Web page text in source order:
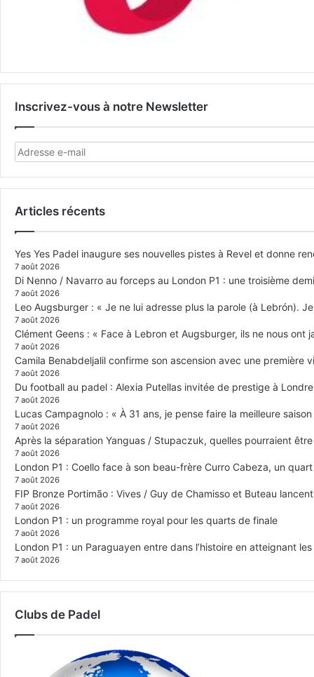
Inscrivez-vous à notre Newsletter
Articles récents
Yes Yes Padel inaugure ses nouvelles pistes à Revel et donne
7 août 2026
Di Nenno / Navarro au forceps au London P1 : une troisième
7 août 2026
Leo Augsburger : « Je ne lui adresse plus la parole (à Lebrón).
7 août 2026
Clément Geens : « Face à Lebron et Augsburger, ils ne nous ont
7 août 2026
Camila Benabdeljalil confirme son ascension avec une première
7 août 2026
Du football au padel : Alexia Putellas invitée de prestige à
7 août 2026
Lucas Campagnolo : « À 31 ans, je pense faire la meilleure
7 août 2026
Après la séparation Yanguas / Stupaczuk, quelles pourraient
7 août 2026
London P1 : Coello face à son beau-frère Curro Cabeza, un
7 août 2026
FIP Bronze Portimão : Vives / Guy de Chamisso et Buteau
7 août 2026
London P1 : un programme royal pour les quarts de finale
7 août 2026
London P1 : un Paraguayen entre dans l’histoire en atteignant
7 août 2026
Clubs de Padel